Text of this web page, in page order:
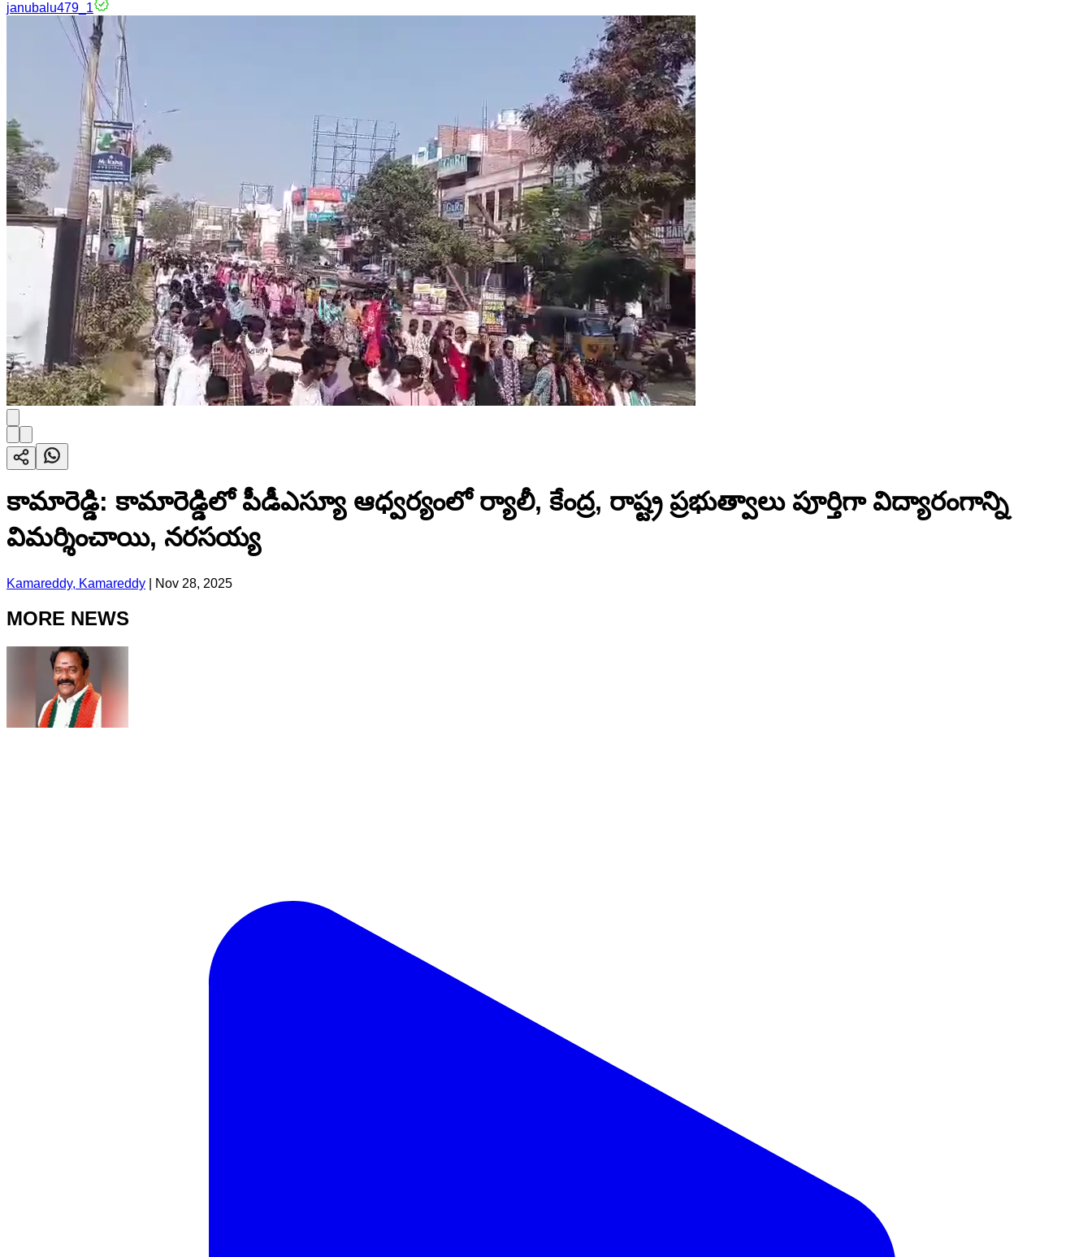
janubalu479_1
కామారెడ్డి: కామారెడ్డిలో పీడీఎస్యూ ఆధ్వర్యంలో ర్యాలీ, కేంద్ర, రాష్ట్ర ప్రభుత్వాలు పూర్తిగా విద్యారంగాన్ని
విమర్శించాయి, నరసయ్య
Kamareddy, Kamareddy Nov 28, 2025
MORE NEWS